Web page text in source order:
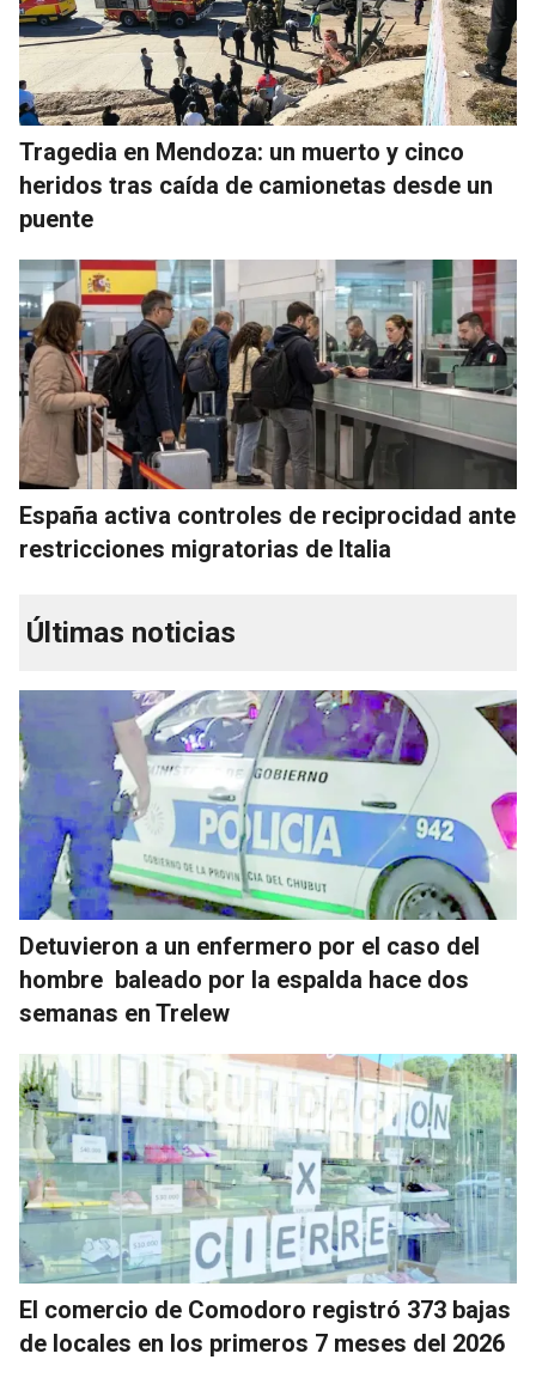
Tragedia en Mendoza: un muerto y cinco
heridos tras caída de camionetas desde un
puente
España activa controles de reciprocidad ante
restricciones migratorias de Italia
Últimas noticias
Detuvieron a un enfermero por el caso del
hombre baleado por la espalda hace dos
semanas en Trelew
El comercio de Comodoro registró 373 bajas
de locales en los primeros 7 meses del 2026